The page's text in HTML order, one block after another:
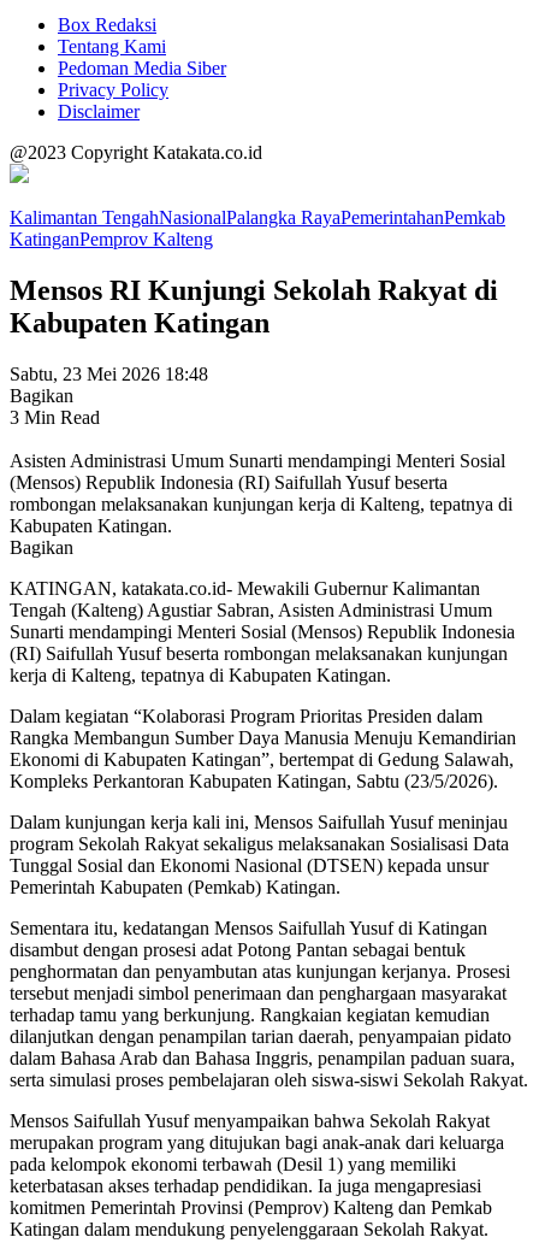
Box Redaksi
Tentang Kami
Pedoman Media Siber
Privacy Policy
Disclaimer
@2023 Copyright Katakata.co.id
Kalimantan TengahNasionalPalangka RayaPemerintahanPemkab
KatinganPemprov Kalteng
Mensos RI Kunjungi Sekolah Rakyat di
Kabupaten Katingan
Sabtu, 23 Mei 2026 18:48
Bagikan
3 Min Read
Asisten Administrasi Umum Sunarti mendampingi Menteri Sosial
(Mensos) Republik Indonesia (RI) Saifullah Yusuf beserta
rombongan melaksanakan kunjungan kerja di Kalteng, tepatnya di
Kabupaten Katingan.
Bagikan
KATINGAN, katakata.co.id- Mewakili Gubernur Kalimantan
Tengah (Kalteng) Agustiar Sabran, Asisten Administrasi Umum
Sunarti mendampingi Menteri Sosial (Mensos) Republik Indonesia
(RI) Saifullah Yusuf beserta rombongan melaksanakan kunjungan
kerja di Kalteng, tepatnya di Kabupaten Katingan.
Dalam kegiatan “Kolaborasi Program Prioritas Presiden dalam
Rangka Membangun Sumber Daya Manusia Menuju Kemandirian
Ekonomi di Kabupaten Katingan”, bertempat di Gedung Salawah,
Kompleks Perkantoran Kabupaten Katingan, Sabtu (23/5/2026).
Dalam kunjungan kerja kali ini, Mensos Saifullah Yusuf meninjau
program Sekolah Rakyat sekaligus melaksanakan Sosialisasi Data
Tunggal Sosial dan Ekonomi Nasional (DTSEN) kepada unsur
Pemerintah Kabupaten (Pemkab) Katingan.
Sementara itu, kedatangan Mensos Saifullah Yusuf di Katingan
disambut dengan prosesi adat Potong Pantan sebagai bentuk
penghormatan dan penyambutan atas kunjungan kerjanya. Prosesi
tersebut menjadi simbol penerimaan dan penghargaan masyarakat
terhadap tamu yang berkunjung. Rangkaian kegiatan kemudian
dilanjutkan dengan penampilan tarian daerah, penyampaian pidato
dalam Bahasa Arab dan Bahasa Inggris, penampilan paduan suara,
serta simulasi proses pembelajaran oleh siswa-siswi Sekolah Rakyat.
Mensos Saifullah Yusuf menyampaikan bahwa Sekolah Rakyat
merupakan program yang ditujukan bagi anak-anak dari keluarga
pada kelompok ekonomi terbawah (Desil 1) yang memiliki
keterbatasan akses terhadap pendidikan. Ia juga mengapresiasi
komitmen Pemerintah Provinsi (Pemprov) Kalteng dan Pemkab
Katingan dalam mendukung penyelenggaraan Sekolah Rakyat.